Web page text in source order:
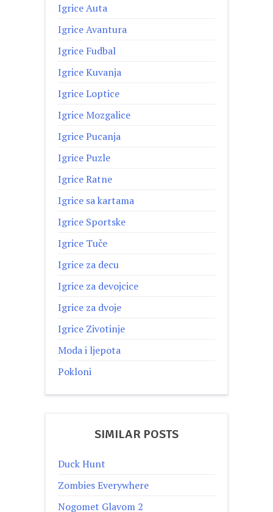
Igrice Auta
Igrice Avantura
Igrice Fudbal
Igrice Kuvanja
Igrice Loptice
Igrice Mozgalice
Igrice Pucanja
Igrice Puzle
Igrice Ratne
Igrice sa kartama
Igrice Sportske
Igrice Tuče
Igrice za decu
Igrice za devojcice
Igrice za dvoje
Igrice Zivotinje
Moda i ljepota
Pokloni
SIMILAR POSTS
Duck Hunt
Zombies Everywhere
Nogomet Glavom 2